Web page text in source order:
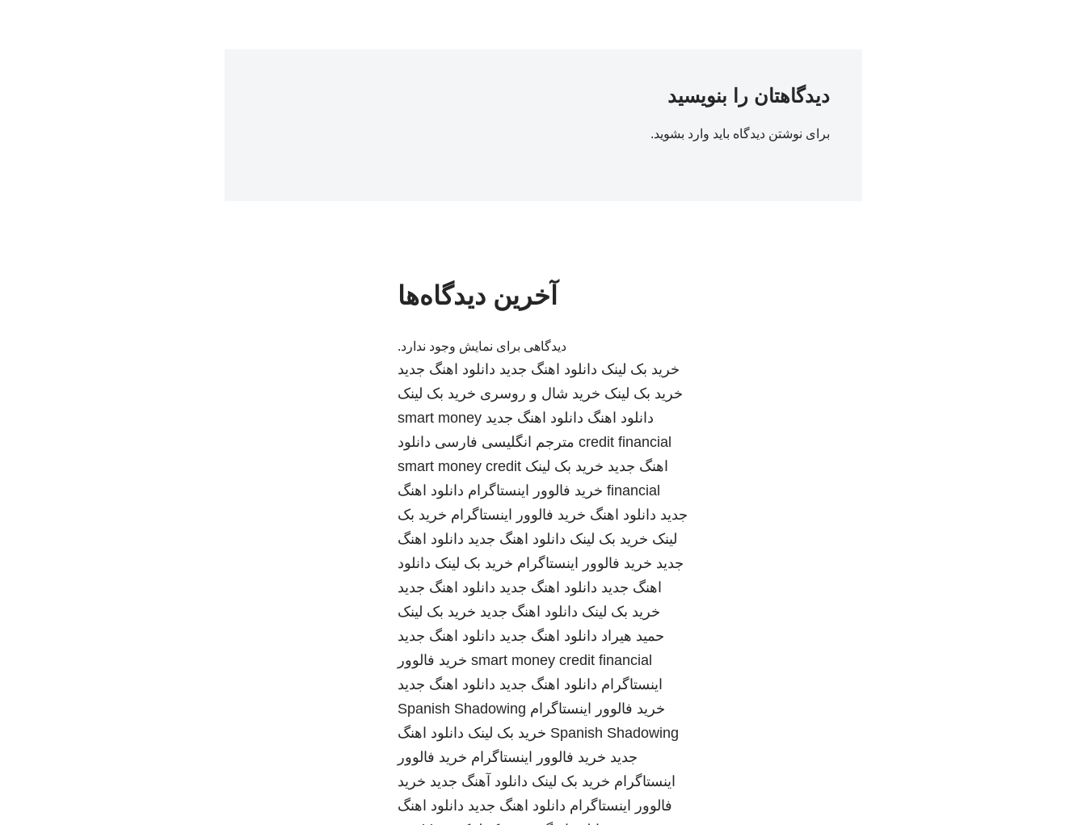
دیدگاهتان را بنویسید
برای نوشتن دیدگاه باید وارد بشوید.
آخرین دیدگاه‌ها
دیدگاهی برای نمایش وجود ندارد.
خرید بک لینک دانلود اهنگ جدید دانلود اهنگ جدید
خرید بک لینک خرید شال و روسری خرید بک لینک
دانلود اهنگ دانلود اهنگ جدید smart money
credit financial مترجم انگلیسی فارسی دانلود
اهنگ جدید خرید بک لینک smart money credit
financial خرید فالوور اینستاگرام دانلود اهنگ
جدید دانلود اهنگ خرید فالوور اینستاگرام خرید بک
لینک خرید بک لینک دانلود اهنگ جدید دانلود اهنگ
جدید خرید فالوور اینستاگرام خرید بک لینک دانلود
اهنگ جدید دانلود اهنگ جدید دانلود اهنگ جدید
خرید بک لینک دانلود اهنگ جدید خرید بک لینک
حمید هیراد دانلود اهنگ جدید دانلود اهنگ جدید
smart money credit financial خرید فالوور
اینستاگرام دانلود اهنگ جدید دانلود اهنگ جدید
خرید فالوور اینستاگرام Spanish Shadowing
Spanish Shadowing خرید بک لینک دانلود اهنگ
جدید خرید فالوور اینستاگرام خرید فالوور
اینستاگرام خرید بک لینک دانلود آهنگ جدید خرید
فالوور اینستاگرام دانلود اهنگ جدید دانلود اهنگ